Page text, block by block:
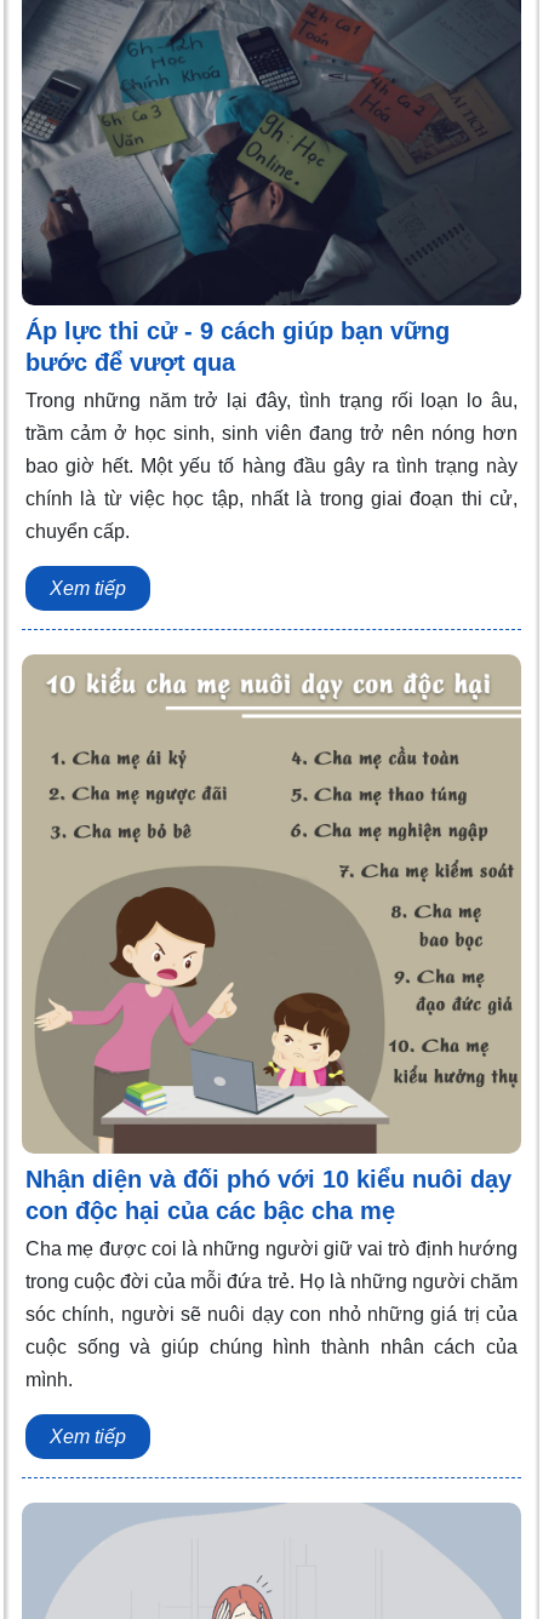
Áp lực thi cử - 9 cách giúp bạn vững
bước để vượt qua
Trong những năm trở lại đây, tình trạng rối loạn lo âu,
trầm cảm ở học sinh, sinh viên đang trở nên nóng hơn
bao giờ hết. Một yếu tố hàng đầu gây ra tình trạng này
chính là từ việc học tập, nhất là trong giai đoạn thi cử,
chuyển cấp.
Xem tiếp
Nhận diện và đối phó với 10 kiểu nuôi dạy
con độc hại của các bậc cha mẹ
Cha mẹ được coi là những người giữ vai trò định hướng
trong cuộc đời của mỗi đứa trẻ. Họ là những người chăm
sóc chính, người sẽ nuôi dạy con nhỏ những giá trị của
cuộc sống và giúp chúng hình thành nhân cách của
mình.
Xem tiếp